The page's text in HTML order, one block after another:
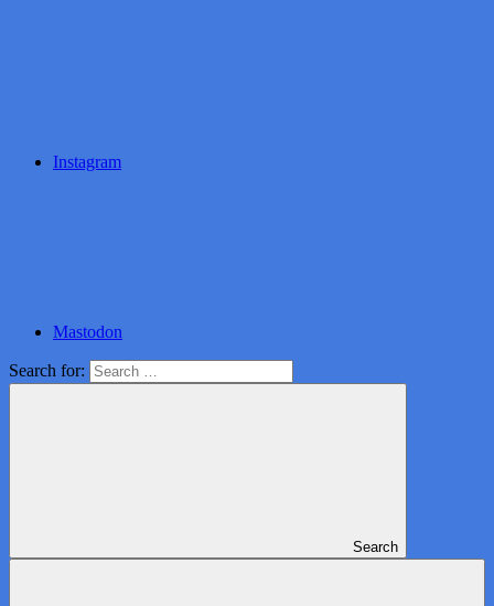
Instagram
Mastodon
Search for:
Search